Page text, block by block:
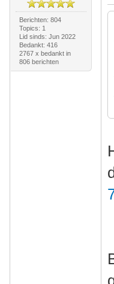
Berichten: 804
Topics: 1
Lid sinds: Jun 2022
Bedankt: 416
2767 x bedankt in
806 berichten